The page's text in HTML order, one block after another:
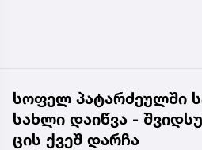
სოფელ პატარძეულში
სახლი დაიწვა -
ცის ქვეშ დარჩა